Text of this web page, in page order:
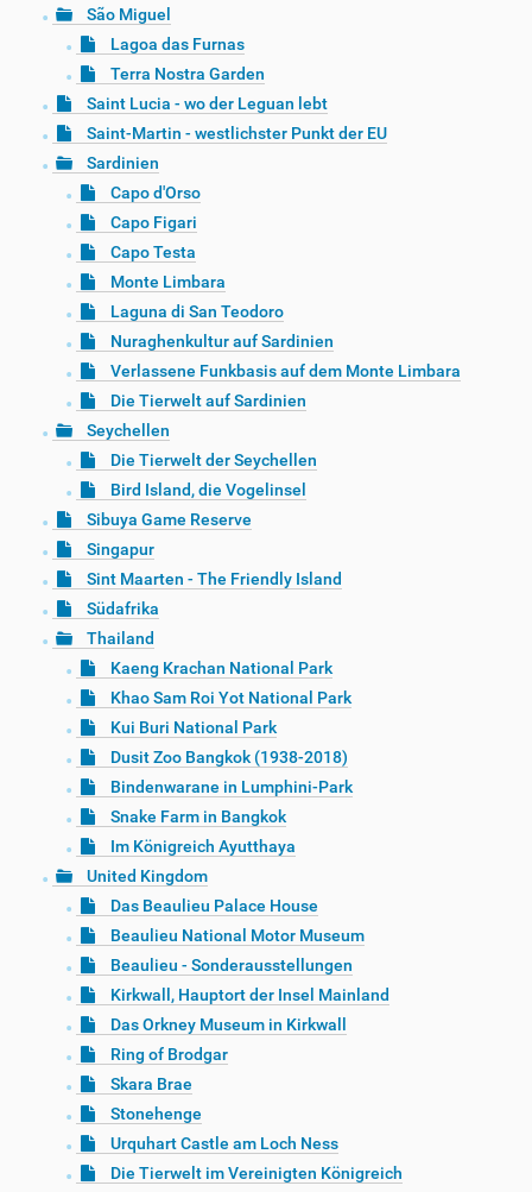
São Miguel
Lagoa das Furnas
Terra Nostra Garden
Saint Lucia - wo der Leguan lebt
Saint-Martin - westlichster Punkt der EU
Sardinien
Capo d'Orso
Capo Figari
Capo Testa
Monte Limbara
Laguna di San Teodoro
Nuraghenkultur auf Sardinien
Verlassene Funkbasis auf dem Monte Limbara
Die Tierwelt auf Sardinien
Seychellen
Die Tierwelt der Seychellen
Bird Island, die Vogelinsel
Sibuya Game Reserve
Singapur
Sint Maarten - The Friendly Island
Südafrika
Thailand
Kaeng Krachan National Park
Khao Sam Roi Yot National Park
Kui Buri National Park
Dusit Zoo Bangkok (1938-2018)
Bindenwarane in Lumphini-Park
Snake Farm in Bangkok
Im Königreich Ayutthaya
United Kingdom
Das Beaulieu Palace House
Beaulieu National Motor Museum
Beaulieu - Sonderausstellungen
Kirkwall, Hauptort der Insel Mainland
Das Orkney Museum in Kirkwall
Ring of Brodgar
Skara Brae
Stonehenge
Urquhart Castle am Loch Ness
Die Tierwelt im Vereinigten Königreich